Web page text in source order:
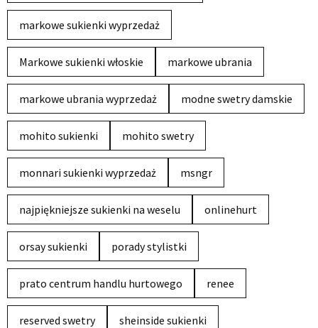
markowe sukienki wyprzedaż
Markowe sukienki włoskie markowe ubrania
markowe ubrania wyprzedaż modne swetry damskie
mohito sukienki mohito swetry
monnari sukienki wyprzedaż msngr
najpiękniejsze sukienki na weselu onlinehurt
orsay sukienki porady stylistki
prato centrum handlu hurtowego renee
reserved swetry sheinside sukienki